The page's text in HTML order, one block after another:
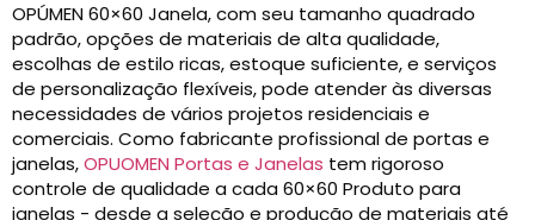
OPÚMEN 60×60 Janela, com seu tamanho quadrado
padrão, opções de materiais de alta qualidade,
escolhas de estilo ricas, estoque suficiente, e serviços
de personalização flexíveis, pode atender às diversas
necessidades de vários projetos residenciais e
comerciais. Como fabricante profissional de portas e
janelas,OPUOMEN Portas e Janelas tem rigoroso
controle de qualidade a cada 60×60 Produto para
janelas - desde a seleção e produção de materiais até